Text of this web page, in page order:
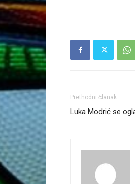
Prethodni članak
Luka Modrić se